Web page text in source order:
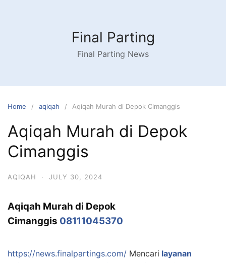
Final Parting
Final Parting News
Home aqiqah Aqiqah Murah di Depok Cimanggis
Aqiqah Murah di Depok
Cimanggis
AQIQAH · JULY 30, 2024
Aqiqah Murah di Depok
Cimanggis 08111045370
https://news.finalpartings.com/ Mencari layanan